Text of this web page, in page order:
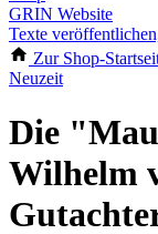
GRIN Website
Texte
Zur Shop-
Neuzeit
Die
Wilhelm